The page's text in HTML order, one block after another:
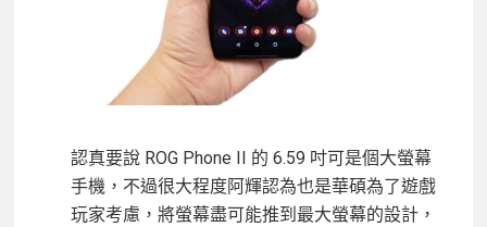
認真要說 ROG Phone II 的 6.59 吋可是個大螢幕
手機，不過很大程度阿輝認為也是華碩為了遊戲
玩家考慮，將螢幕盡可能推到最大螢幕的設計，